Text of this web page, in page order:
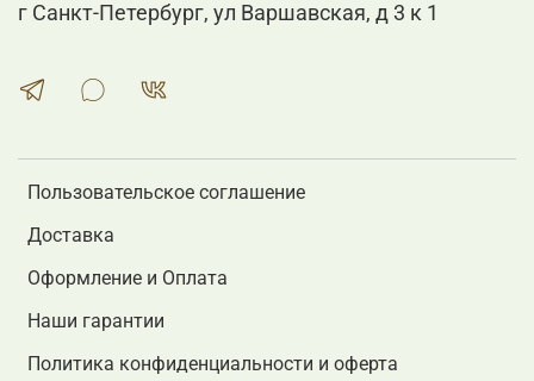
Пользовательское соглашение
Доставка
Оформление и Оплата
Наши гарантии
Политика конфиденциальности и оферта
г Санкт-Петербург, ул Варшавская, д 3 к 1